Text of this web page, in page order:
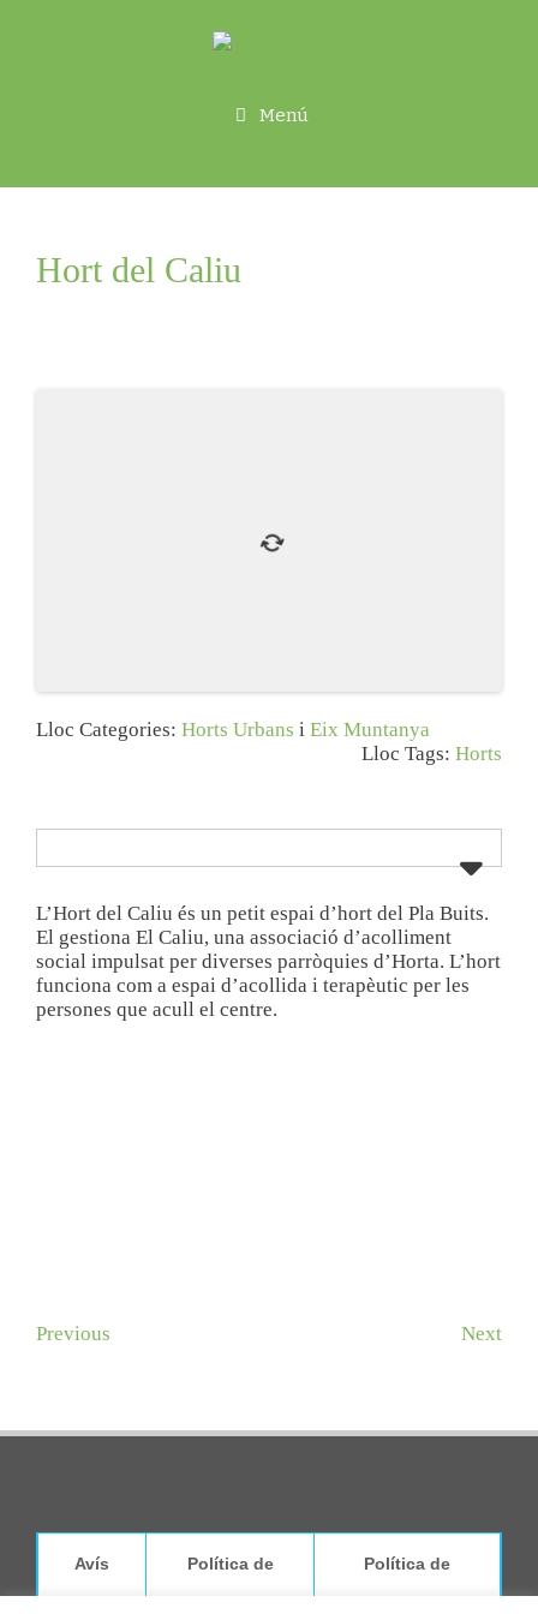
Menú
Hort del Caliu
Lloc Categories: Horts Urbans i Eix Muntanya
Lloc Tags: Horts
L’Hort del Caliu és un petit espai d’hort del Pla Buits.
El gestiona El Caliu, una associació d’acolliment
social impulsat per diverses parròquies d’Horta. L’hort
funciona com a espai d’acollida i terapèutic per les
persones que acull el centre.
Previous Next
Avís Política de Política de